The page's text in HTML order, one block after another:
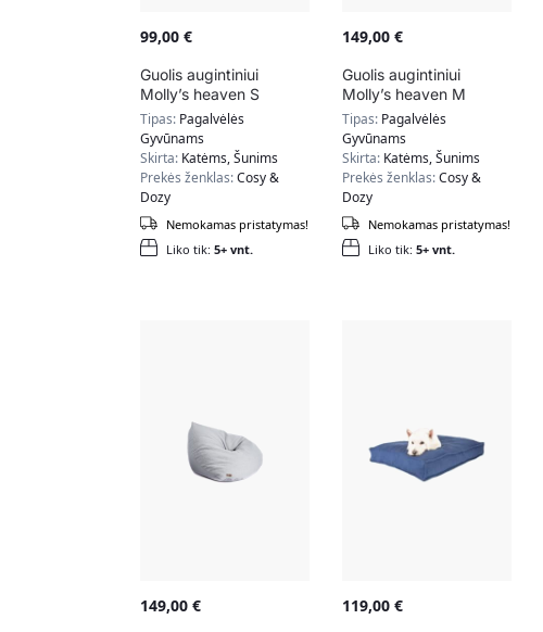
99,00 €
Guolis augintiniui
Molly’s heaven S
dydžio, mėlynos /
pilkos spalvos
Tipas: Pagalvėlės
Gyvūnams
Skirta: Katėms, Šunims
Prekės ženklas:Cosy &
Dozy
Liko tik: 5+ vnt.
Nemokamas pristatymas!
149,00 €
Guolis augintiniui
Molly’s heaven M
dydžio, mėlynos /
pilkos spalvos
Tipas: Pagalvėlės
Gyvūnams
Skirta: Katėms, Šunims
Prekės ženklas:Cosy &
Dozy
Liko tik: 5+ vnt.
Nemokamas pristatymas!
149,00 € 119,00 €